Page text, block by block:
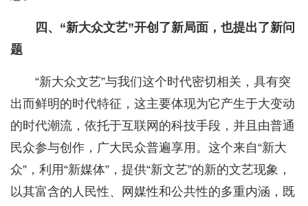
四、“新大众文艺”开创了新局面，也提出了新问
题
“新大众文艺”与我们这个时代密切相关，具有突
出而鲜明的时代特征，这主要体现为它产生于大变动
的时代潮流，依托于互联网的科技手段，并且由普通
民众参与创作，广大民众普遍享用。这个来自“新大
众”，利用“新媒体”，提供“新文艺”的新的文艺现象，
以其富含的人民性、网媒性和公共性的多重内涵，既